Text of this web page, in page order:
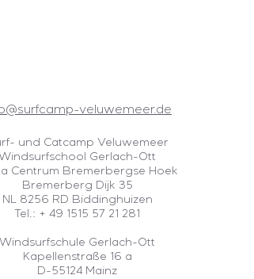
veluwemeer.de
und Catcamp Veluwemeer
Windsurfschool Gerlach-Ott
Centrum Bremerbergse Hoek
Bremerberg Dijk 35
NL 8256 RD Biddinghuizen
Tel.: + 49 1515 57 21 281
Windsurfschule Gerlach-Ott
Kapellenstraße 16 a
D-55124 Mainz